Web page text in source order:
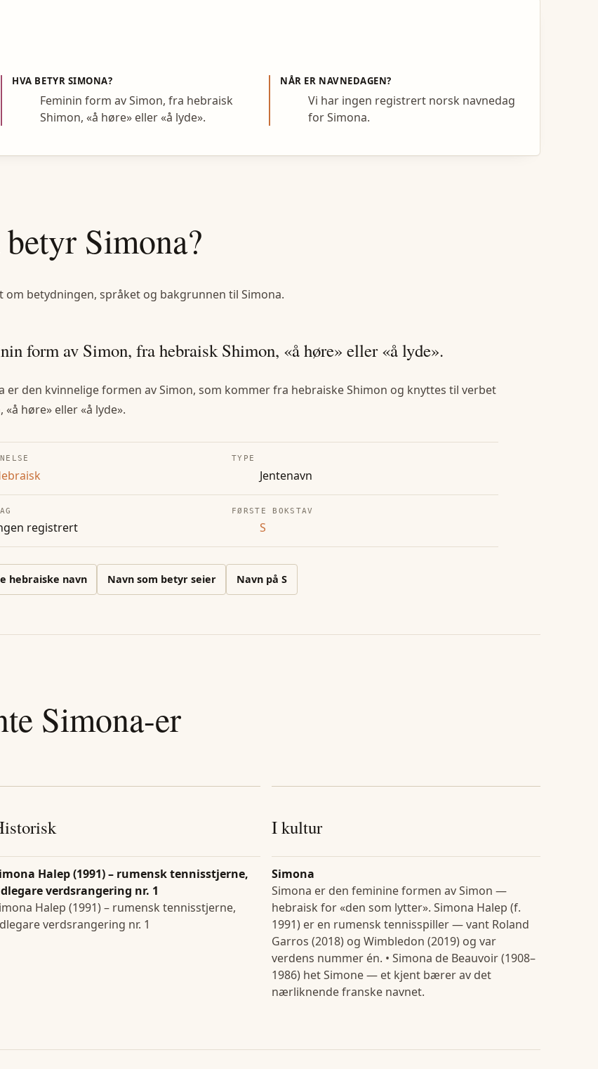
HVA BETYR SIMONA?
Feminin form av Simon, fra hebraisk
Shimon, «å høre» eller «å lyde».
NÅR ER NAVNEDAGEN?
Vi har ingen registrert norsk navnedag
for Simona.
Simona?
om betydningen, språket og bakgrunnen til Simona.
form av Simon, fra hebraisk Shimon, «å høre» eller «å lyde».
er den kvinnelige formen av Simon, som kommer fra hebraiske Shimon og knyttes til verbet
«å høre» eller «å lyde».
TYPE
Jentenavn
registrert
FØRSTE BOKSTAV
S
hebraiske navn Navn som betyr seier Navn på S
Simona-er
Halep (1991) – rumensk tennisstjerne,
verdsrangering nr. 1
Halep (1991) – rumensk tennisstjerne,
verdsrangering nr. 1
I kultur
Simona
Simona er den feminine formen av Simon —
hebraisk for «den som lytter». Simona Halep (f.
1991) er en rumensk tennisspiller — vant Roland
Garros (2018) og Wimbledon (2019) og var
verdens nummer én. • Simona de Beauvoir (1908–
1986) het Simone — et kjent bærer av det
nærliknende franske navnet.